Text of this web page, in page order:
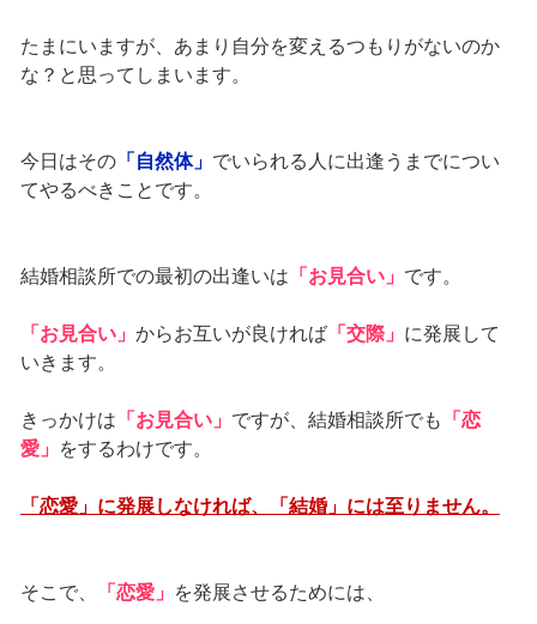
たまにいますが、あまり自分を変えるつもりがないのか
な？と思ってしまいます。
今日はその「自然体」 でいられる人に出逢うまでについ
てやるべきことです。
結婚相談所での最初の出逢いは 「お見合い」 です。
「お見合い」 からお互いが良ければ「交際」 に発展して
いきます。
きっかけは 「お見合い」 ですが、結婚相談所でも
「恋
愛」
をするわけです。
「恋愛」に発展しなければ、「結婚」には至りません。
そこで、 「恋愛」 を発展させるためには、